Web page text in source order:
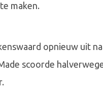
maken.
opnieuw uit
scoorde